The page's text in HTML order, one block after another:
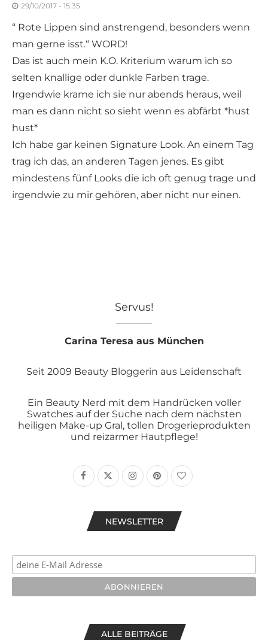
29/10/2017 - 15:35
“ Rote Lippen sind anstrengend, besonders wenn
man gerne isst.“ WORD!
Das ist auch mein K.O. Kriterium warum ich so
selten knallige oder dunkle Farben trage.
Irgendwie krame ich sie nur abends heraus, weil
man es dann nicht so sieht wenn es abfärbt *hust
hust*
Ich habe gar keinen Signature Look. An einem Tag
trag ich das, an anderen Tagen jenes. Es gibt
mindestens fünf Looks die ich oft genug trage und
irgendwie zu mir gehören, aber nicht nur einen.
Servus!
Carina Teresa aus München
Seit 2009 Beauty Bloggerin aus Leidenschaft
Ein Beauty Nerd mit dem Handrücken voller
Swatches auf der Suche nach dem nächsten
heiligen Make-up Gral, tollen Drogerieprodukten
und reizarmer Hautpflege!
NEWSLETTER
ALLE BEITRÄGE